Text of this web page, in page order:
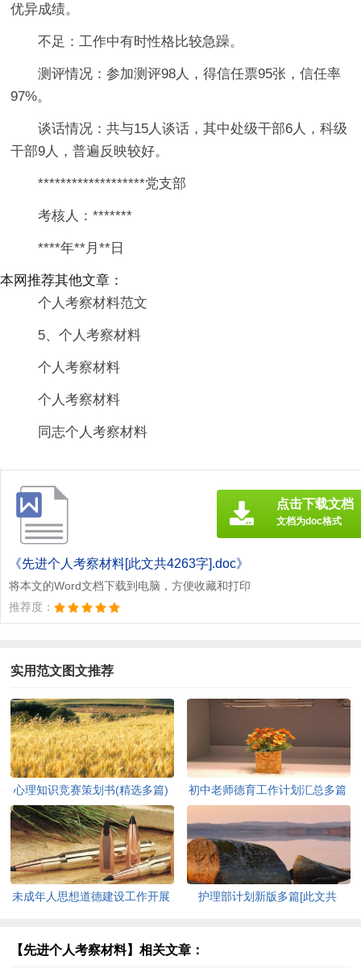
优异成绩。
不足：工作中有时性格比较急躁。
测评情况：参加测评98人，得信任票95张，信任率
97%。
谈话情况：共与15人谈话，其中处级干部6人，科级
干部9人，普遍反映较好。
*******************党支部
考核人：*******
****年**月**日
本网推荐其他文章：
个人考察材料范文
5、个人考察材料
个人考察材料
个人考察材料
同志个人考察材料
《先进个人考察材料[此文共4263字].doc》
将本文的Word文档下载到电脑，方便收藏和打印
推荐度：
点击下载文档
文档为doc格式
实用范文图文推荐
心理知识竞赛策划书(精选多篇)
[此文共5937字]
初中老师德育工作计划汇总多篇
未成年人思想道德建设工作开展
护理部计划新版多篇[此文共
【先进个人考察材料】相关文章：